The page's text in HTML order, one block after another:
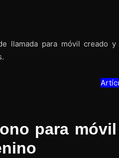
llamada para móvil creado
para